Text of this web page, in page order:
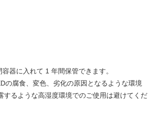
器に入れて 1 年間保管できます。
の腐食、変色、劣化の原因となるような環境
るような高湿度環境でのご使用は避けてくだ